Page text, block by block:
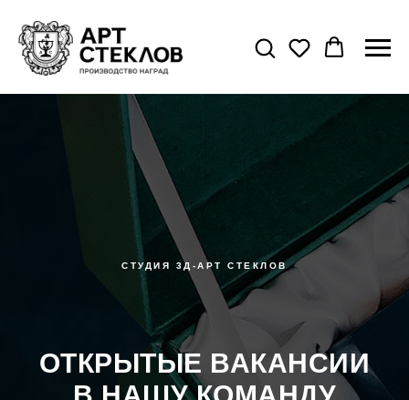
СТУДИЯ 3Д-АРТ СТЕКЛОВ
ОТКРЫТЫЕ ВАКАНСИИ